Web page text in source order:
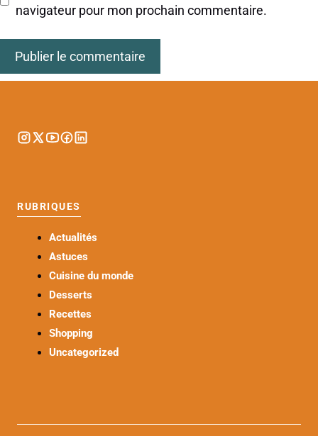
navigateur pour mon prochain commentaire.
RUBRIQUES
Actualités
Astuces
Cuisine du monde
Desserts
Recettes
Shopping
Uncategorized